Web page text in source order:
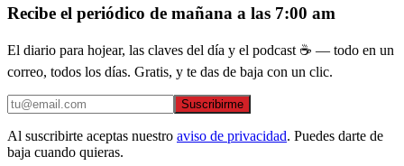
Recibe el periódico de mañana a las 7:00 am
El diario para hojear, las claves del día y el podcast ☕ — todo en un
correo, todos los días. Gratis, y te das de baja con un clic.
Suscribirme
Al suscribirte aceptas nuestro aviso de privacidad. Puedes darte de
baja cuando quieras.